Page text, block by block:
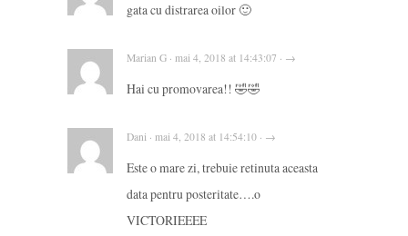
gata cu distrarea oilor 🙂
Marian G · mai 4, 2018 at 14:43:07 · →
Hai cu promovarea!! 🤣🤣
Dani · mai 4, 2018 at 14:54:10 · →
Este o mare zi, trebuie retinuta aceasta
data pentru posteritate….o
VICTORIEEEE